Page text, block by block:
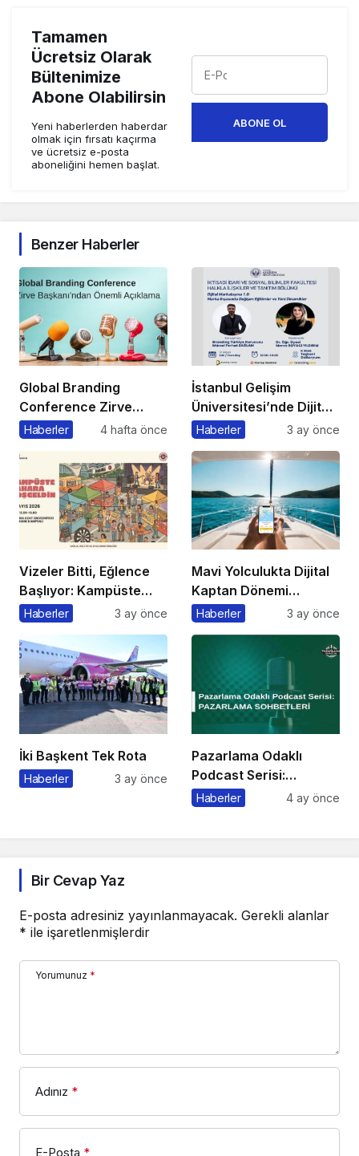
Tamamen
Ücretsiz Olarak
Bültenimize
Abone Olabilirsin
Yeni haberlerden haberdar
olmak için fırsatı kaçırma
ve ücretsiz e-posta
aboneliğini hemen başlat.
ABONE OL
Benzer Haberler
Global Branding
Conference Zirve
Başkanı’ndan Önemli
Haberler 4 hafta önce
İstanbul Gelişim
Üniversitesi’nde Dijital
Markalaşma 1.0
Haberler 3 ay önce
Vizeler Bitti, Eğlence
Başlıyor: Kampüste
Bahar Festivali
Haberler 3 ay önce
Mavi Yolculukta Dijital
Kaptan Dönemi
Başlıyor
Haberler 3 ay önce
İki Başkent Tek Rota
Haberler 3 ay önce
Pazarlama Odaklı
Podcast Serisi:
Pazarlama Sohbetleri
Haberler 4 ay önce
Bir Cevap Yaz
E-posta adresiniz yayınlanmayacak. Gerekli alanlar
* ile işaretlenmişlerdir
Yorumunuz *
Adınız *
E-Posta *